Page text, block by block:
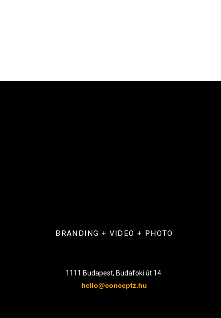
BRANDING + VIDEO + PHOTO
1111 Budapest, Budafoki út 14.
hello@conceptz.hu